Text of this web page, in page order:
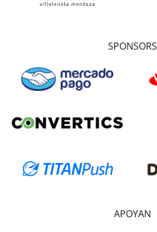
SPONSORS
APOYAN